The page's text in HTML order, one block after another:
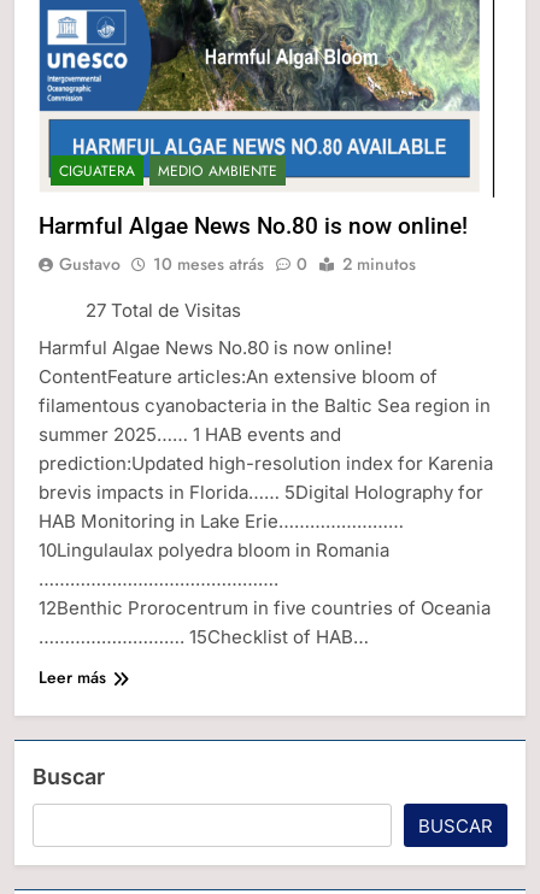
CIGUATERA MEDIO AMBIENTE
Harmful Algae News No.80 is now online!
Gustavo 10 meses atrás 0 2 minutos
27 Total de Visitas
Harmful Algae News No.80 is now online!
ContentFeature articles:An extensive bloom of
filamentous cyanobacteria in the Baltic Sea region in
summer 2025…… 1 HAB events and
prediction:Updated high-resolution index for Karenia
brevis impacts in Florida…… 5Digital Holography for
HAB Monitoring in Lake Erie……………………
10Lingulaulax polyedra bloom in Romania
……………………………………….
12Benthic Prorocentrum in five countries of Oceania
………………………. 15Checklist of HAB…
Leer más
Buscar
BUSCAR